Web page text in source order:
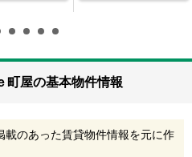
屋の基本物件情報
のあった賃貸物件情報を元に作